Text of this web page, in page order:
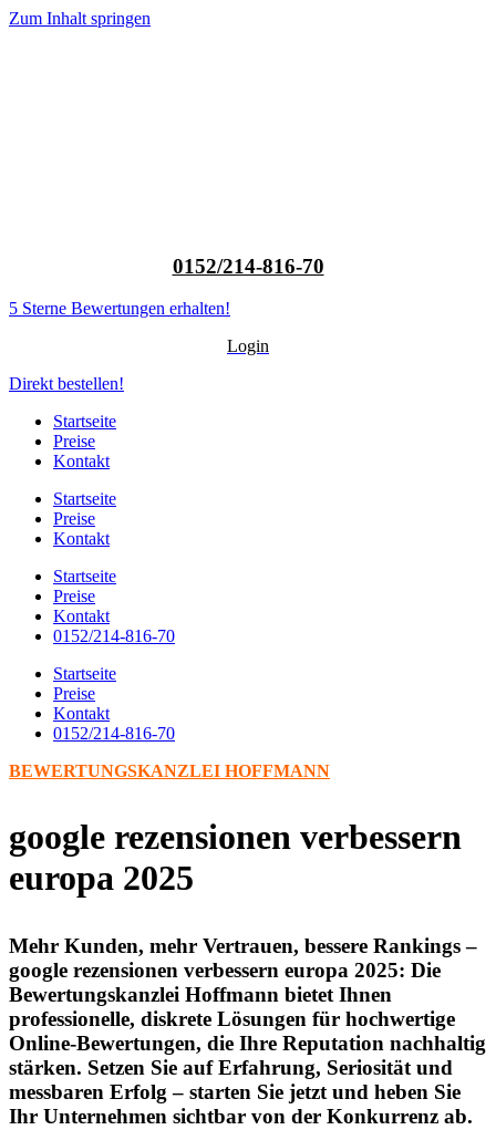
Zum Inhalt springen
0152/214-816-70
5 Sterne Bewertungen erhalten!
Login
Direkt bestellen!
Startseite
Preise
Kontakt
Startseite
Preise
Kontakt
Startseite
Preise
Kontakt
0152/214-816-70
Startseite
Preise
Kontakt
0152/214-816-70
BEWERTUNGSKANZLEI HOFFMANN
google rezensionen verbessern
europa 2025
Mehr Kunden, mehr Vertrauen, bessere Rankings –
google rezensionen verbessern europa 2025: Die
Bewertungskanzlei Hoffmann bietet Ihnen
professionelle, diskrete Lösungen für hochwertige
Online-Bewertungen, die Ihre Reputation nachhaltig
stärken. Setzen Sie auf Erfahrung, Seriosität und
messbaren Erfolg – starten Sie jetzt und heben Sie
Ihr Unternehmen sichtbar von der Konkurrenz ab.